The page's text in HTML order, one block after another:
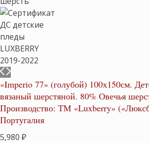
«Imperio 77» (голубой) 100х150см.
вязаный шерстяной. 80% Овечья
Производство: ТМ «Luxberry»
Португалия
5,980 ₽